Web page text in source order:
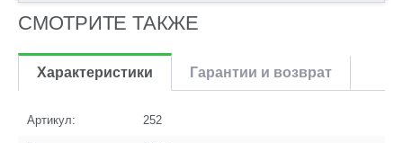
СМОТРИТЕ ТАКЖЕ
Характеристики Гарантии и возврат
Артикул: 252